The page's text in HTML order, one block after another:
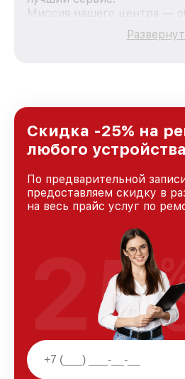
Миссия нашего центра —
качественный и доступный
каждого пользователя
Новосибирске, постоянно
доверия и лояльности
Скидка -25% на
любого
По предварительной
предоставляем скидку в
на весь прайс услуг по
25